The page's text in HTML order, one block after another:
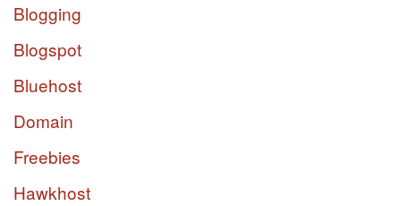
Blogging
Blogspot
Bluehost
Domain
Freebies
Hawkhost